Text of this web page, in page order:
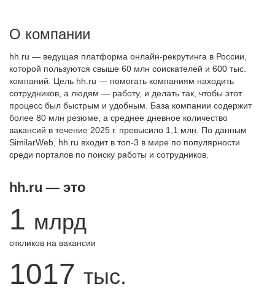
О компании
hh.ru — ведущая платформа онлайн-рекрутинга в России,
которой пользуются свыше 60 млн соискателей и 600 тыс.
компаний. Цель hh.ru — помогать компаниям находить
сотрудников, а людям — работу, и делать так, чтобы этот
процесс был быстрым и удобным. База компании содержит
более 80 млн резюме, а среднее дневное количество
вакансий в течение 2025 г. превысило 1,1 млн. По данным
SimilarWeb, hh.ru входит в топ-3 в мире по популярности
среди порталов по поиску работы и сотрудников.
hh.ru — это
1 млрд
откликов на вакансии
1017 тыс.